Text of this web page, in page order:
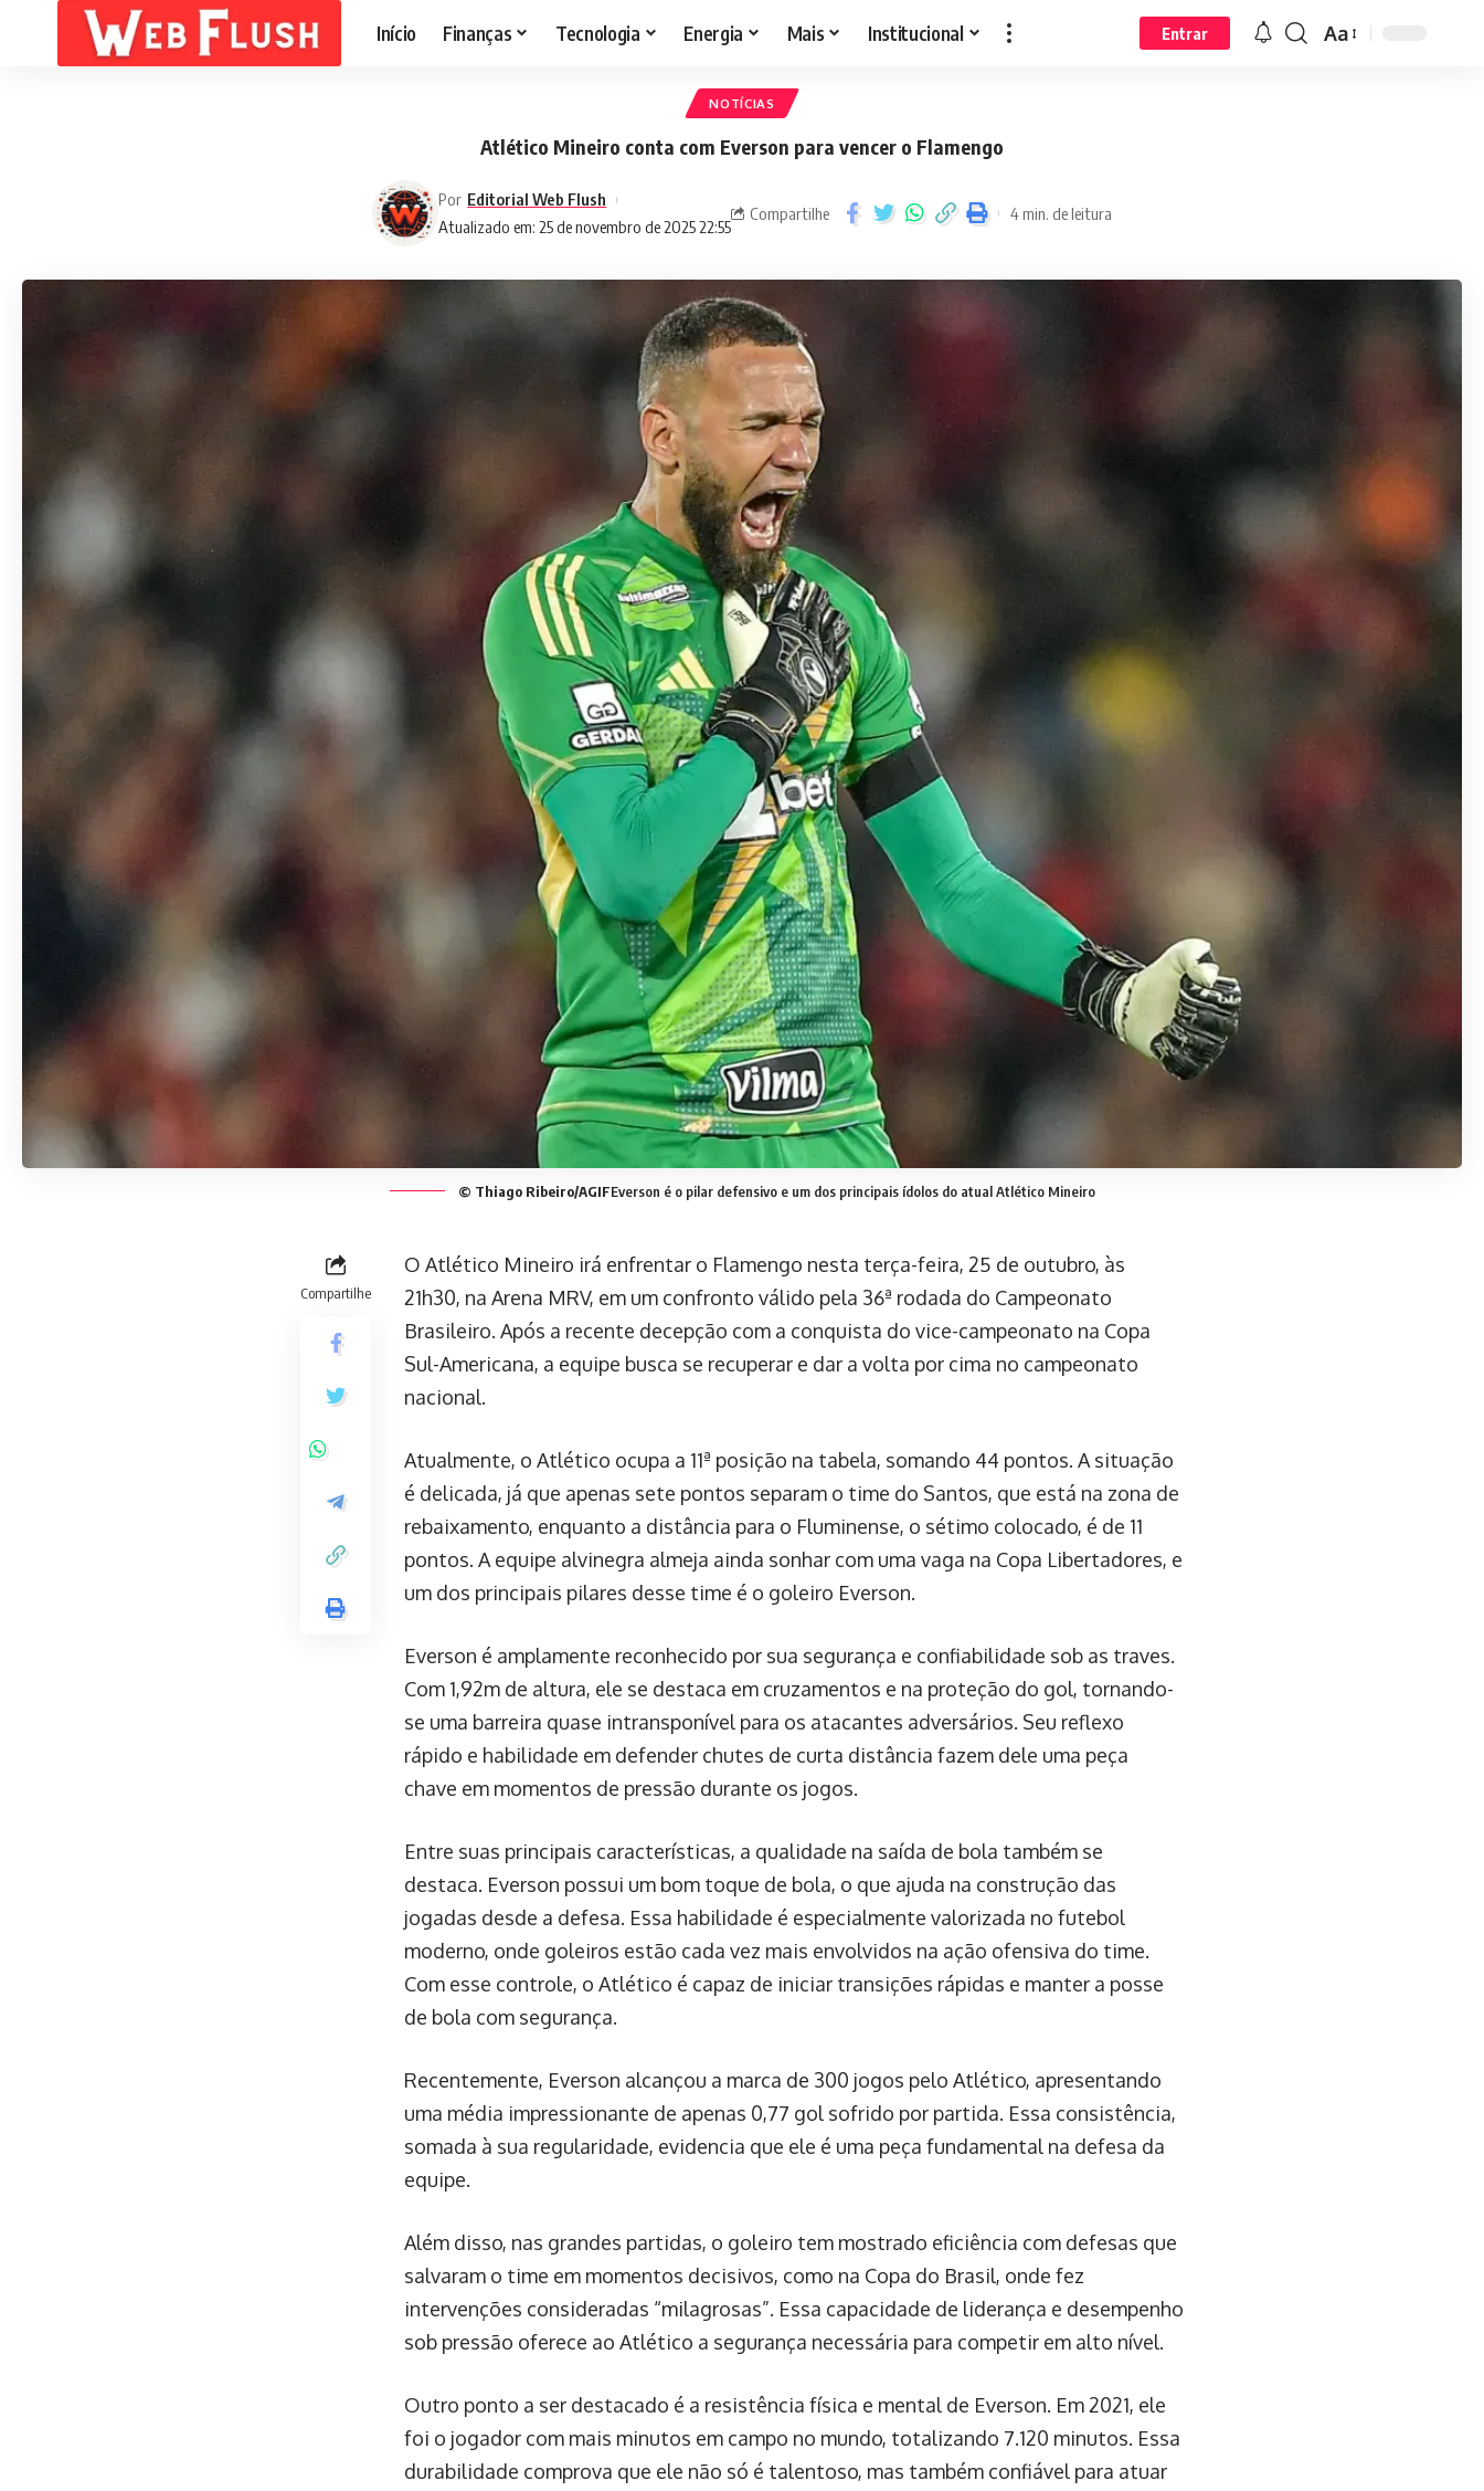
Início Finanças Tecnologia Energia Mais Institucional Entrar Aa
NOTÍCIAS
Atlético Mineiro conta com Everson para vencer o Flamengo
Atualizado em: 25 de novembro de 2025 22:55
Por Editorial Web Flush
Compartilhe 4 min. de leitura
© Thiago Ribeiro/AGIFEverson é o pilar defensivo e um dos principais ídolos do atual Atlético Mineiro
Compartilhe
O Atlético Mineiro irá enfrentar o Flamengo nesta terça-feira, 25 de outubro, às
21h30, na Arena MRV, em um confronto válido pela 36ª rodada do Campeonato
Brasileiro. Após a recente decepção com a conquista do vice-campeonato na Copa
Sul-Americana, a equipe busca se recuperar e dar a volta por cima no campeonato
nacional.
Atualmente, o Atlético ocupa a 11ª posição na tabela, somando 44 pontos. A situação
é delicada, já que apenas sete pontos separam o time do Santos, que está na zona de
rebaixamento, enquanto a distância para o Fluminense, o sétimo colocado, é de 11
pontos. A equipe alvinegra almeja ainda sonhar com uma vaga na Copa Libertadores, e
um dos principais pilares desse time é o goleiro Everson.
Everson é amplamente reconhecido por sua segurança e confiabilidade sob as traves.
Com 1,92m de altura, ele se destaca em cruzamentos e na proteção do gol, tornando-
se uma barreira quase intransponível para os atacantes adversários. Seu reflexo
rápido e habilidade em defender chutes de curta distância fazem dele uma peça
chave em momentos de pressão durante os jogos.
Entre suas principais características, a qualidade na saída de bola também se
destaca. Everson possui um bom toque de bola, o que ajuda na construção das
jogadas desde a defesa. Essa habilidade é especialmente valorizada no futebol
moderno, onde goleiros estão cada vez mais envolvidos na ação ofensiva do time.
Com esse controle, o Atlético é capaz de iniciar transições rápidas e manter a posse
de bola com segurança.
Recentemente, Everson alcançou a marca de 300 jogos pelo Atlético, apresentando
uma média impressionante de apenas 0,77 gol sofrido por partida. Essa consistência,
somada à sua regularidade, evidencia que ele é uma peça fundamental na defesa da
equipe.
Além disso, nas grandes partidas, o goleiro tem mostrado eficiência com defesas que
salvaram o time em momentos decisivos, como na Copa do Brasil, onde fez
intervenções consideradas “milagrosas”. Essa capacidade de liderança e desempenho
sob pressão oferece ao Atlético a segurança necessária para competir em alto nível.
Outro ponto a ser destacado é a resistência física e mental de Everson. Em 2021, ele
foi o jogador com mais minutos em campo no mundo, totalizando 7.120 minutos. Essa
durabilidade comprova que ele não só é talentoso, mas também confiável para atuar